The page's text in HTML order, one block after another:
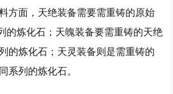
方面，天绝装备需要需重铸的原始
的炼化石；天魄装备要需重铸的天绝
的炼化石；天灵装备则是需重铸的
系列的炼化石。